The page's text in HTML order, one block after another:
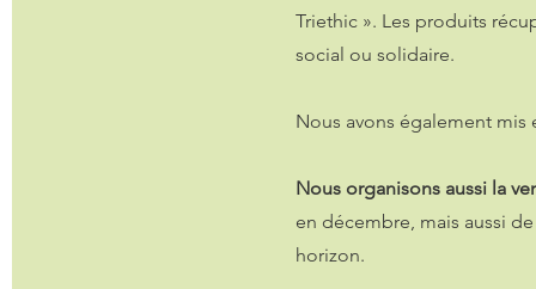
Triethic ». Les produits
social ou solidaire.
Nous avons également mis
Nous organisons aussi la
en décembre, mais aussi
horizon.